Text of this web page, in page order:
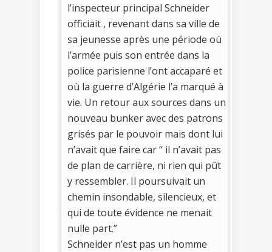
l’inspecteur principal Schneider
officiait , revenant dans sa ville de
sa jeunesse après une période où
l’armée puis son entrée dans la
police parisienne l’ont accaparé et
où la guerre d’Algérie l’a marqué à
vie. Un retour aux sources dans un
nouveau bunker avec des patrons
grisés par le pouvoir mais dont lui
n’avait que faire car “ il n’avait pas
de plan de carrière, ni rien qui pût
y ressembler. Il poursuivait un
chemin insondable, silencieux, et
qui de toute évidence ne menait
nulle part.”
Schneider n’est pas un homme